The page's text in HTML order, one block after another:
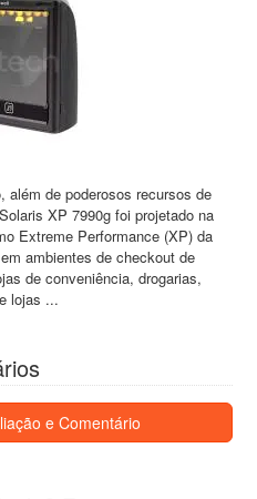
além de poderosos recursos de
XP 7990g foi projetado na
Extreme Performance (XP) da
ambientes de checkout de
de conveniência, drogarias,
lojas ...
e Comentário